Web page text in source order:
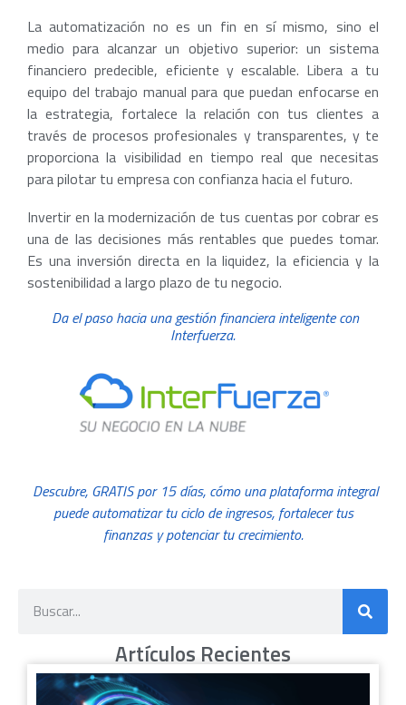
La automatización no es un fin en sí mismo, sino el
medio para alcanzar un objetivo superior: un sistema
financiero predecible, eficiente y escalable. Libera a tu
equipo del trabajo manual para que puedan enfocarse en
la estrategia, fortalece la relación con tus clientes a
través de procesos profesionales y transparentes, y te
proporciona la visibilidad en tiempo real que necesitas
para pilotar tu empresa con confianza hacia el futuro.
Invertir en la modernización de tus cuentas por cobrar es
una de las decisiones más rentables que puedes tomar.
Es una inversión directa en la liquidez, la eficiencia y la
sostenibilidad a largo plazo de tu negocio.
Da el paso hacia una gestión financiera inteligente con
Interfuerza.
Descubre, GRATIS por 15 días, cómo una plataforma integral
puede automatizar tu ciclo de ingresos, fortalecer tus
finanzas y potenciar tu crecimiento.
Artículos Recientes